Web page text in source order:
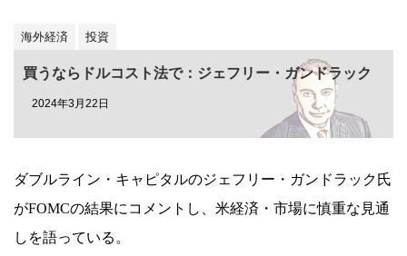
海外経済 投資
買うならドルコスト法で：ジェフリー・ガンドラック
2024年3月22日
ダブルライン・キャピタルのジェフリー・ガンドラック氏
がFOMCの結果にコメントし、米経済・市場に慎重な見通
しを語っている。